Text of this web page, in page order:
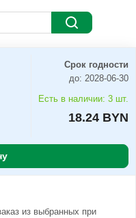
Заказать
Срок годности
до: 2028-06-30
Есть в наличии: 3 шт.
18.24 BYN
из выбранных при